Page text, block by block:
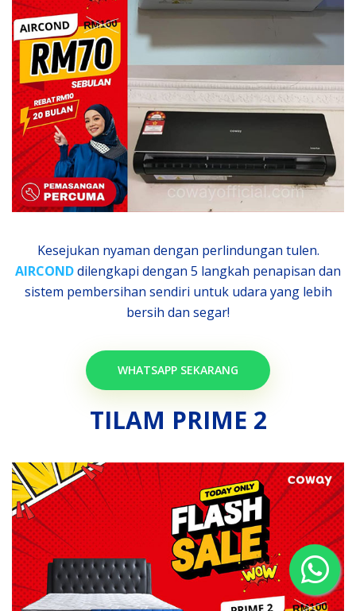
Kesejukan nyaman dengan perlindungan tulen.
AIRCONDdilengkapi dengan 5 langkah penapisan dan
sistem pembersihan sendiri untuk udara yang lebih
bersih dan segar!
WHATSAPP SEKARANG
TILAM PRIME 2